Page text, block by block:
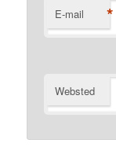
E-mail *
Websted